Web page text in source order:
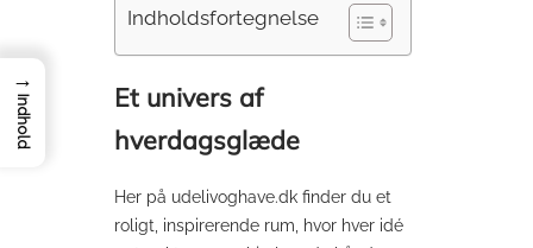
Indholdsfortegnelse
Et univers af
hverdagsglæde
Her på udelivoghave.dk finder du et
roligt, inspirerende rum, hvor hver idé
→
Indhold